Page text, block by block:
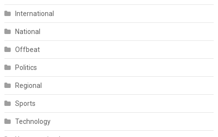
International
National
Offbeat
Politics
Regional
Sports
Technology